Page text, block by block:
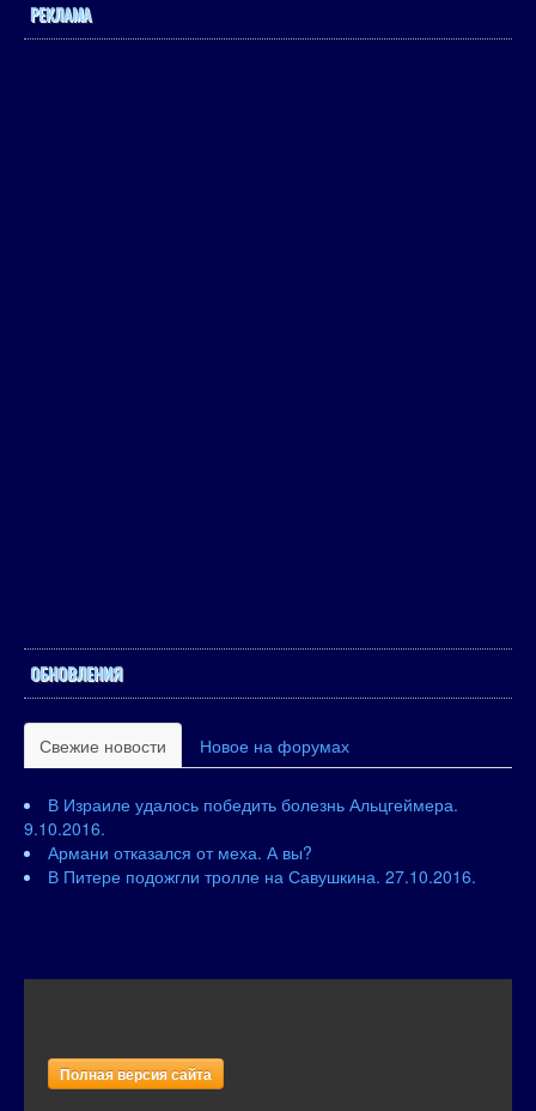
РЕКЛАМА
ОБНОВЛЕНИЯ
Свежие новости Новое на форумах
В Израиле удалось победить болезнь Альцгеймера.
9.10.2016.
Армани отказался от меха. А вы?
В Питере подожгли тролле на Савушкина. 27.10.2016.
Полная версия сайта